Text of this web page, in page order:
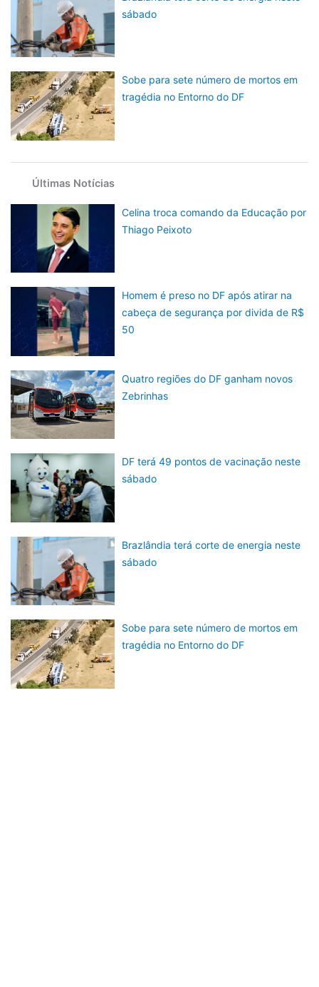
sábado
Sobe para sete número de mortos em
tragédia no Entorno do DF
Últimas Notícias
Celina troca comando da Educação por
Thiago Peixoto
Homem é preso no DF após atirar na
cabeça de segurança por divida de R$
50
Quatro regiões do DF ganham novos
Zebrinhas
DF terá 49 pontos de vacinação neste
sábado
Brazlândia terá corte de energia neste
sábado
Sobe para sete número de mortos em
tragédia no Entorno do DF